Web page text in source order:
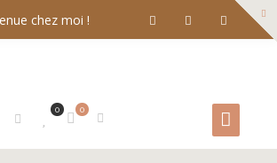
chez moi !
0
0